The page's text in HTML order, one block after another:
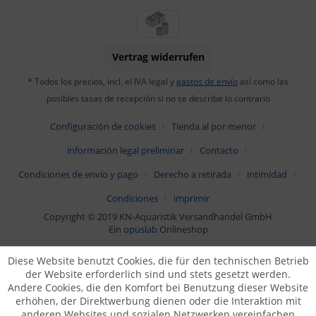
Vertrag widerrufen
* Todos los precios, incl. el IVA legal y gastos de envío así como las
posibles tasas de recepción si no se describe lo contrario
Configuración de cookies
Tienda al por menor
información legal preliminar
Contacto
Condiciones de envío y pago
Derecho a retirada
intimidad
Condiciones
imprimir
Copyright © 2019 KN-Aquaristik Versandhandel GmbH
Ein opuslab Onlineshop
Diese Website benutzt Cookies, die für den technischen Betrieb
der Website erforderlich sind und stets gesetzt werden.
Andere Cookies, die den Komfort bei Benutzung dieser Website
erhöhen, der Direktwerbung dienen oder die Interaktion mit